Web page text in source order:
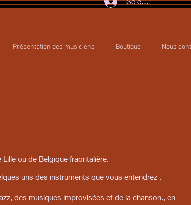
ou de Belgique fraontalière.
uns des instruments que vous entendrez .
des musiques improvisées et de la chanson., en
Présentation des musiciens Boutique Nous